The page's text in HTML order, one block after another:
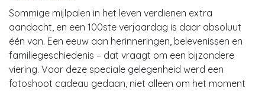
Sommige mijlpalen in het leven verdienen extra
aandacht, en een 100ste verjaardag is daar absoluut
één van. Een eeuw aan herinneringen, belevenissen en
familiegeschiedenis – dat vraagt om een bijzondere
viering. Voor deze speciale gelegenheid werd een
fotoshoot cadeau gedaan, niet alleen om het moment